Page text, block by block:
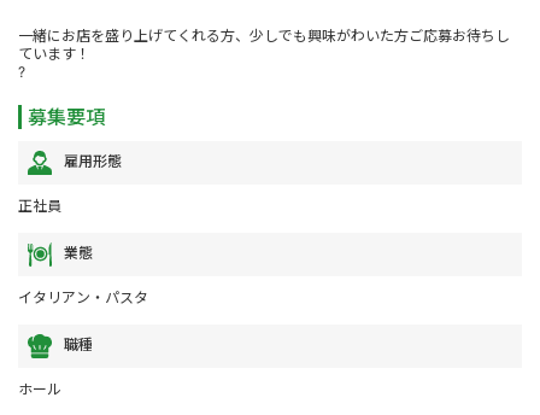
一緒にお店を盛り上げてくれる方、少しでも興味がわいた方ご応募お待ちし
ています！
?
募集要項
雇用形態
正社員
業態
イタリアン・パスタ
職種
ホール